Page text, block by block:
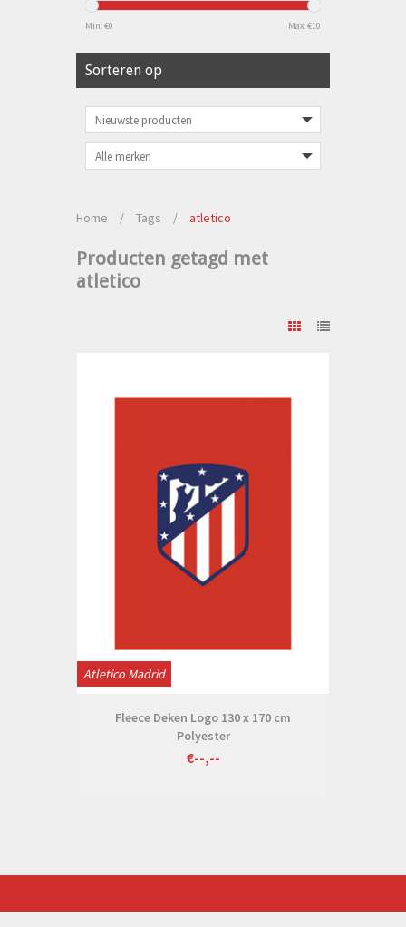
Min: €0 Max: €10
Sorteren op
Home / Tags / atletico
Producten getagd met
atletico
Atletico Madrid
Fleece Deken Logo 130 x 170 cm
Polyester
€--,--